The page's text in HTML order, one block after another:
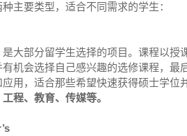
主要类型，适合不同需求的学生：
大部分留学生选择的项目。课程以
机会选择自己感兴趣的选修课程，
用，适合那些希望快速获得硕士学位
程、教育、传媒等。